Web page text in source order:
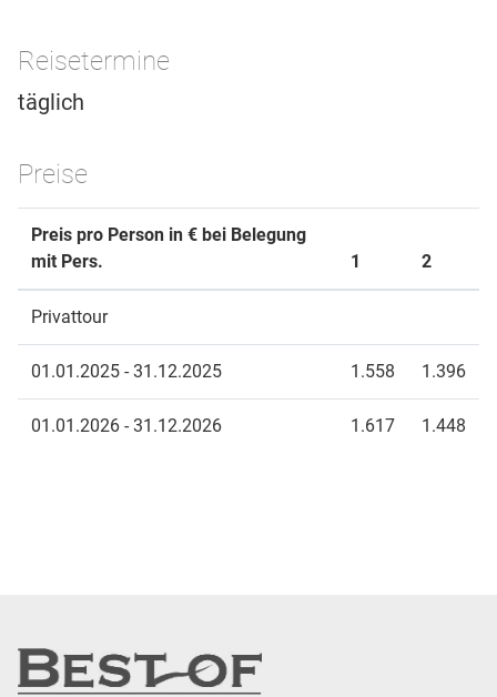
Reisetermine
täglich
Preise
Preis pro Person in € bei Belegung
mit Pers.
1 2
Privattour
01.01.2025 - 31.12.2025 1.558 1.396
01.01.2026 - 31.12.2026 1.617 1.448